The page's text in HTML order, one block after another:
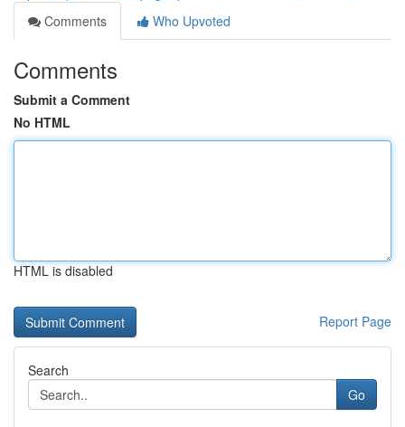
Comments
Who Upvoted
Comments
Submit a Comment
No HTML
HTML is disabled
Report Page
Search
Go